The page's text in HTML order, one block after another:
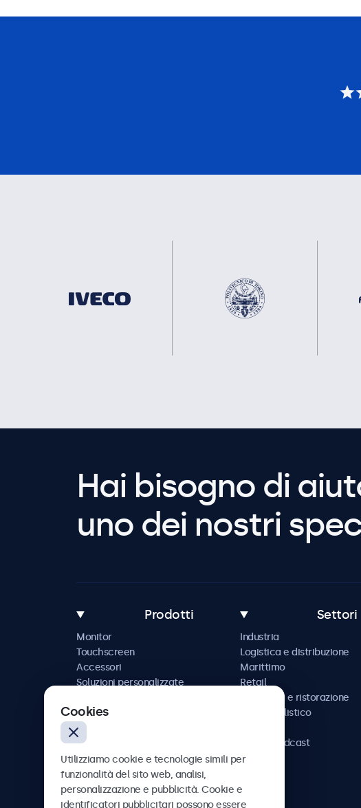
Hai bisogno di
uno dei nostri
Prodotti
Monitor
Touchscreen
Accessori
Soluzioni personalizzate
Settori
Industria
Logistica e distribuzione
Marittimo
Retail
Ospitalità e ristorazione
Automobilistico
AV e broadcast
Sanità
Cookies
Utilizziamo cookie e tecnologie simili per
funzionalità del sito web, analisi,
personalizzazione e pubblicità. Cookie e
identificatori pubblicitari possono essere